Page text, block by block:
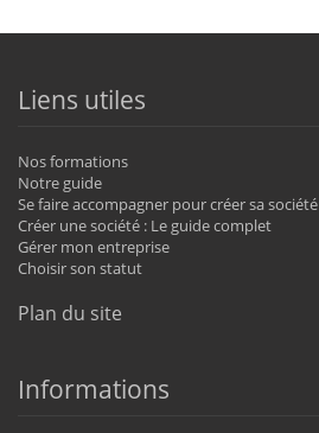
Liens utiles
Nos formations
Notre guide
Se faire accompagner pour créer sa société
Créer une société : Le guide complet
Gérer mon entreprise
Choisir son statut
Plan du site
Informations